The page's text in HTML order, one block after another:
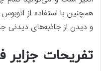
همچنین با استفاده از
و دیدن از جاذبه‌های دیدنی
تفریحات جزایر